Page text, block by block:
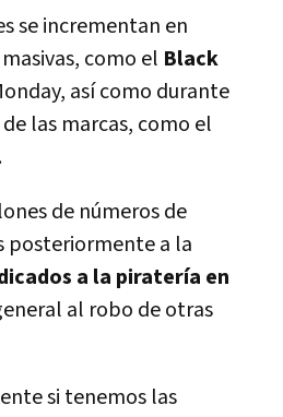
se incrementan en
como el Black
así como durante
las marcas, como el
de números de
posteriormente a la
a la piratería en
al robo de otras
si tenemos las